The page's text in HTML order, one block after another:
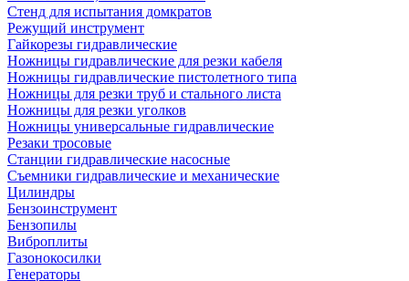
Стенд для испытания домкратов
Режущий инструмент
Гайкорезы гидравлические
Ножницы гидравлические для резки кабеля
Ножницы гидравлические пистолетного типа
Ножницы для резки труб и стального листа
Ножницы для резки уголков
Ножницы универсальные гидравлические
Резаки тросовые
Станции гидравлические насосные
Съемники гидравлические и механические
Цилиндры
Бензоинструмент
Бензопилы
Виброплиты
Газонокосилки
Генераторы